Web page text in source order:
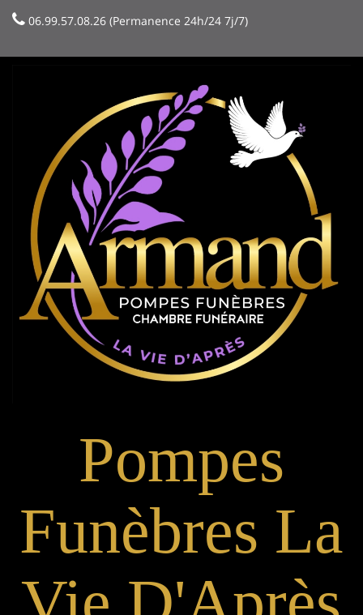
06.99.57.08.26 (Permanence 24h/24 7j/7)
Pompes
Funèbres La